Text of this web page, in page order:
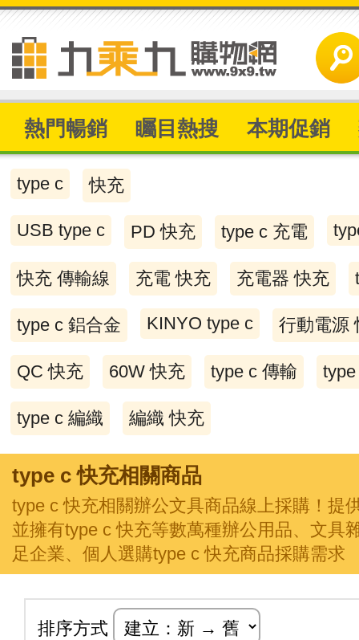
熱門暢銷 矚目熱搜 本期促銷
type c 快充
USB type c PD 快充 type c 充電
快充 傳輸線 充電 快充 充電器 快充
type c 鋁合金 KINYO type c 行動電源
QC 快充 60W 快充 type c 傳輸
type c 編織 編織 快充
type c 快充相關商品
type c 快充相關辦公文具商品線上採購！提
並擁有type c 快充等數萬種辦公用品、文具
足企業、個人選購type c 快充商品採購需求
排序方式